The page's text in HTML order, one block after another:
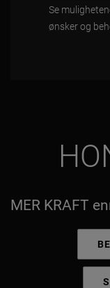
Se
ønsker og
MER KRAFT